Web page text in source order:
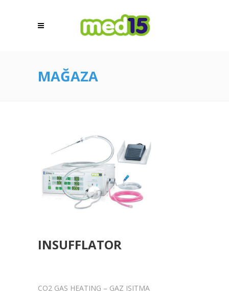
MAĞAZA
INSUFFLATOR
CO2 GAS HEATING – GAZ ISITMA